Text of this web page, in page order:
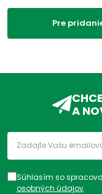
svalov a
vírusové
Parametre
Kategórie:
Pre
A
Súhlasím so
osobných údajov.